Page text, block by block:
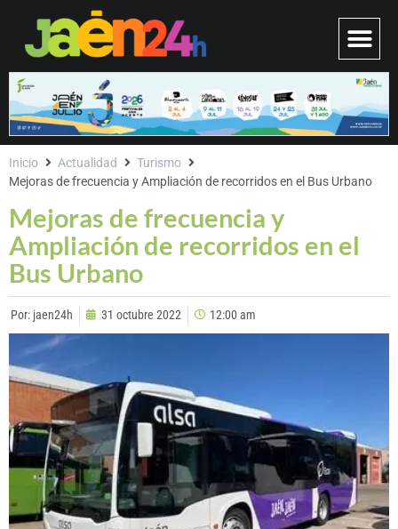
Mejoras de frecuencia y
Ampliación de recorridos en el
Bus Urbano
Inicio Actualidad
Turismo
Mejoras de frecuencia y Ampliación de recorridos en el Bus Urbano
Por: jaen24h 31 octubre 2022 12:00 am